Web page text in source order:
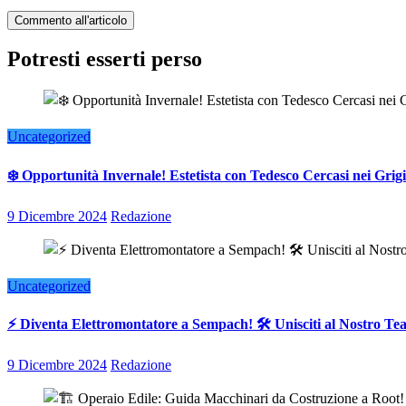
Potresti esserti perso
Uncategorized
❄️ Opportunità Invernale! Estetista con Tedesco Cercasi nei
9 Dicembre 2024 Redazione
Uncategorized
⚡ Diventa Elettromontatore a Sempach! 🛠️ Unisciti al Nostro
9 Dicembre 2024 Redazione